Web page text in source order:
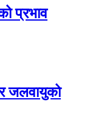
प्रभाव
जलवायुको